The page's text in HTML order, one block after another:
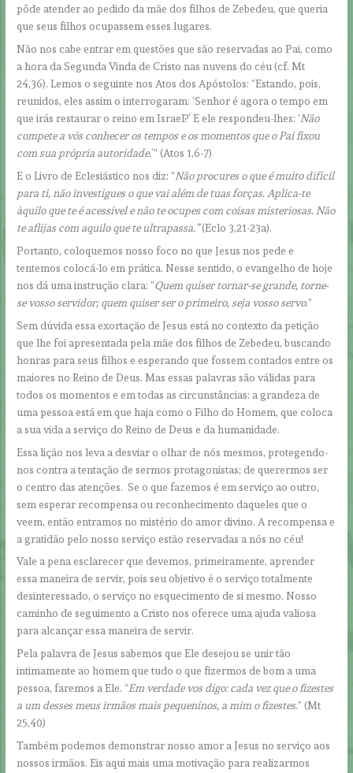
pôde atender ao pedido da mãe dos filhos de Zebedeu, que queria
que seus filhos ocupassem esses lugares.
Não nos cabe entrar em questões que são reservadas ao Pai, como
a hora da Segunda Vinda de Cristo nas nuvens do céu (cf. Mt
24,36). Lemos o seguinte nos Atos dos Apóstolos: “Estando, pois,
reunidos, eles assim o interrogaram: ‘Senhor é agora o tempo em
que irás restaurar o reino em Israel?’ E ele respondeu-lhes: ‘Não
compete a vós conhecer os tempos e os momentos que o Pai fixou
com sua própria autoridade.’” (Atos 1,6-7)
E o Livro de Eclesiástico nos diz: “Não procures o que é muito difícil
para ti, não investigues o que vai além de tuas forças. Aplica-te
àquilo que te é acessível e não te ocupes com coisas misteriosas. Não
te aflijas com aquilo que te ultrapassa.”(Eclo 3,21-23a).
Portanto, coloquemos nosso foco no que Jesus nos pede e
tentemos colocá-lo em prática. Nesse sentido, o evangelho de hoje
nos dá uma instrução clara: “Quem quiser tornar-se grande, torne-
se vosso servidor; quem quiser ser o primeiro, seja vosso servo.”
Sem dúvida essa exortação de Jesus está no contexto da petição
que lhe foi apresentada pela mãe dos filhos de Zebedeu, buscando
honras para seus filhos e esperando que fossem contados entre os
maiores no Reino de Deus. Mas essas palavras são válidas para
todos os momentos e em todas as circunstâncias: a grandeza de
uma pessoa está em que haja como o Filho do Homem, que coloca
a sua vida a serviço do Reino de Deus e da humanidade.
Essa lição nos leva a desviar o olhar de nós mesmos, protegendo-
nos contra a tentação de sermos protagonistas; de querermos ser
o centro das atenções. Se o que fazemos é em serviço ao outro,
sem esperar recompensa ou reconhecimento daqueles que o
veem, então entramos no mistério do amor divino. A recompensa e
a gratidão pelo nosso serviço estão reservadas a nós no céu!
Vale a pena esclarecer que devemos, primeiramente, aprender
essa maneira de servir, pois seu objetivo é o serviço totalmente
desinteressado, o serviço no esquecimento de si mesmo. Nosso
caminho de seguimento a Cristo nos oferece uma ajuda valiosa
para alcançar essa maneira de servir.
Pela palavra de Jesus sabemos que Ele desejou se unir tão
intimamente ao homem que tudo o que fizermos de bom a uma
pessoa, faremos a Ele. “Em verdade vos digo: cada vez que o fizestes
a um desses meus irmãos mais pequeninos, a mim o fizestes.” (Mt
25,40)
Também podemos demonstrar nosso amor a Jesus no serviço aos
nossos irmãos. Eis aqui mais uma motivação para realizarmos